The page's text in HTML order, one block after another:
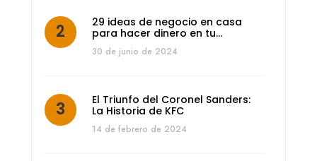
29 ideas de negocio en casa
para hacer dinero en tu…
30 de junio de 2024
El Triunfo del Coronel Sanders:
La Historia de KFC
14 de febrero de 2024